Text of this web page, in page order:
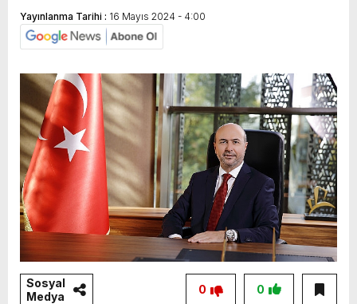
Yayınlanma Tarihi : 16 Mayıs 2024 - 4:00
Sosyal
Medya
0
0